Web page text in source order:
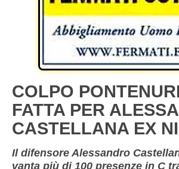
COLPO
FATTA PER
CASTELLANA EX
Il difensore Alessandro
vanta più di 100 presenze in C